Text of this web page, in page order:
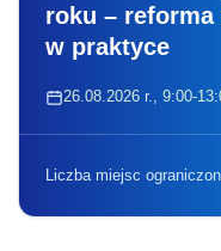
roku –
w praktyce
26.08.2026 r., 9:00-
Liczba miejsc